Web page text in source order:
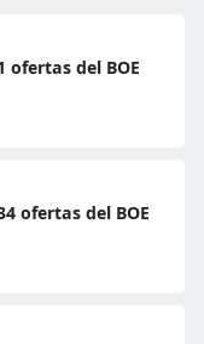
ofertas del BOE
ofertas del BOE